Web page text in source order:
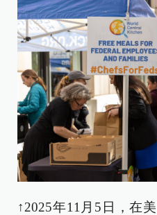
↑2025年11月5日，在